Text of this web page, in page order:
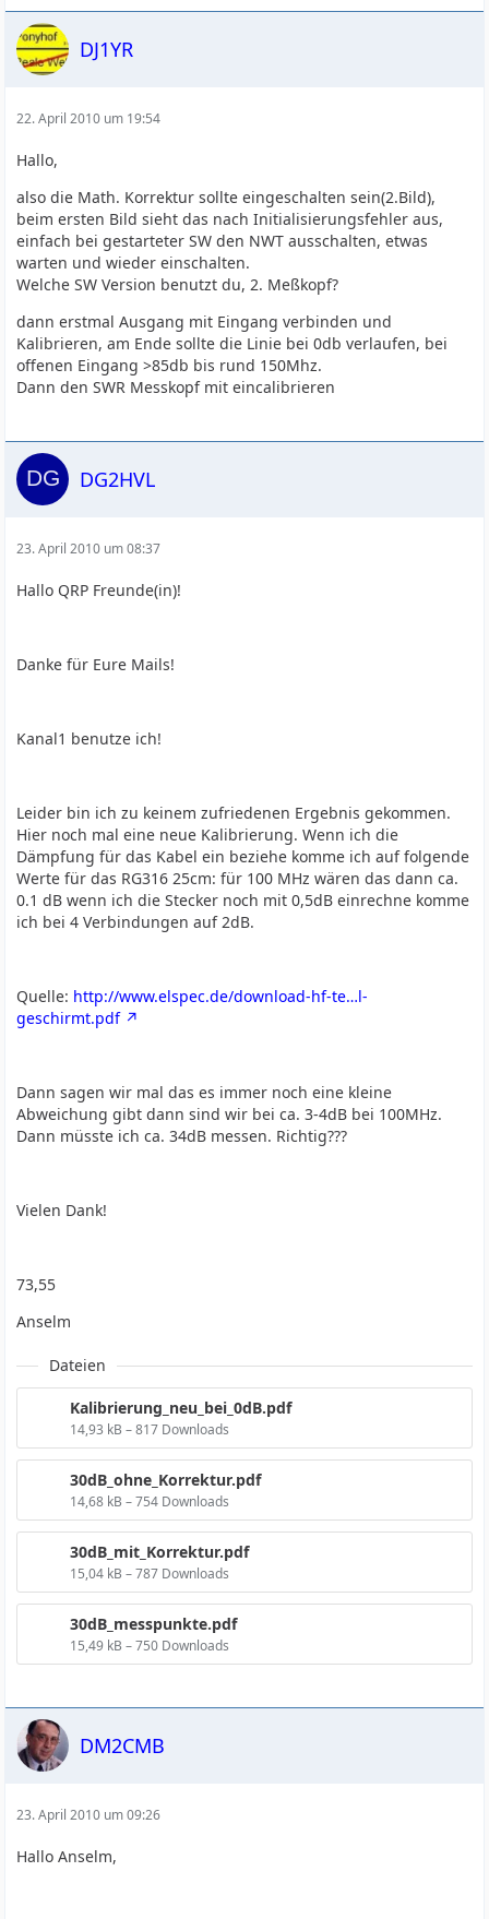
DJ1YR
22. April 2010 um 19:54
Hallo,
also die Math. Korrektur sollte eingeschalten sein(2.Bild),
beim ersten Bild sieht das nach Initialisierungsfehler aus,
einfach bei gestarteter SW den NWT ausschalten, etwas
warten und wieder einschalten.
Welche SW Version benutzt du, 2. Meßkopf?
dann erstmal Ausgang mit Eingang verbinden und
Kalibrieren, am Ende sollte die Linie bei 0db verlaufen, bei
offenen Eingang >85db bis rund 150Mhz.
Dann den SWR Messkopf mit eincalibrieren
DG2HVL
23. April 2010 um 08:37
Hallo QRP Freunde(in)!
Danke für Eure Mails!
Kanal1 benutze ich!
Leider bin ich zu keinem zufriedenen Ergebnis gekommen.
Hier noch mal eine neue Kalibrierung. Wenn ich die
Dämpfung für das Kabel ein beziehe komme ich auf folgende
Werte für das RG316 25cm: für 100 MHz wären das dann ca.
0.1 dB wenn ich die Stecker noch mit 0,5dB einrechne komme
ich bei 4 Verbindungen auf 2dB.
Quelle: http://www.elspec.de/download-hf-te…l-
geschirmt.pdf
Dann sagen wir mal das es immer noch eine kleine
Abweichung gibt dann sind wir bei ca. 3-4dB bei 100MHz.
Dann müsste ich ca. 34dB messen. Richtig???
Vielen Dank!
73,55
Anselm
Dateien
Kalibrierung_neu_bei_0dB.pdf
14,93 kB – 817 Downloads
30dB_ohne_Korrektur.pdf
14,68 kB – 754 Downloads
30dB_mit_Korrektur.pdf
15,04 kB – 787 Downloads
30dB_messpunkte.pdf
15,49 kB – 750 Downloads
DM2CMB
23. April 2010 um 09:26
Hallo Anselm,